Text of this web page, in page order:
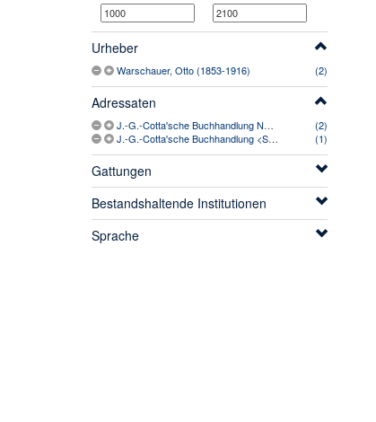
Urheber
Warschauer, Otto (1853-1916) (2)
Adressaten
J.-G.-Cotta'sche Buchhandlung Nachfolger <Stuttgart; Berlin> (1889-1956)
(2)
J.-G.-Cotta'sche Buchhandlung <Stuttgart> (1810-1889)
(1)
Gattungen
Bestandshaltende Institutionen
Sprache